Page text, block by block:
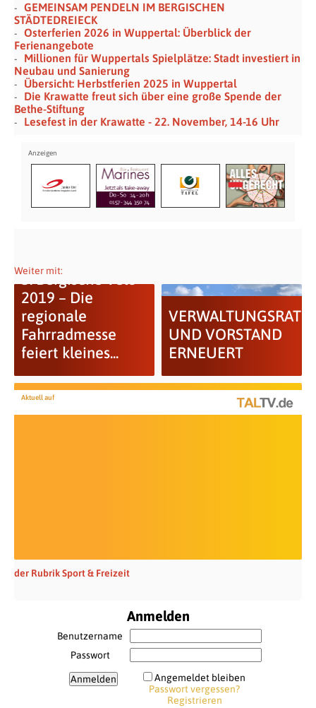
GEMEINSAM PENDELN IM BERGISCHEN
STÄDTEDREIECK
Osterferien 2026 in Wuppertal: Überblick der
Ferienangebote
Millionen für Wuppertals Spielplätze: Stadt investiert in
Neubau und Sanierung
Übersicht: Herbstferien 2025 in Wuppertal
Die Krawatte freut sich über eine große Spende der
Bethe-Stiftung
Lesefest in der Krawatte - 22. November, 14-16 Uhr
Weiter mit:
5. Bergische Velo
2019 – Die
regionale
Fahrradmesse
feiert kleines...
VERWALTUNGSRAT
UND VORSTAND
ERNEUERT
Aktuell auf
der Rubrik Sport & Freizeit
Anmelden
Benutzername
Passwort
Angemeldet bleiben
Passwort vergessen?
Registrieren